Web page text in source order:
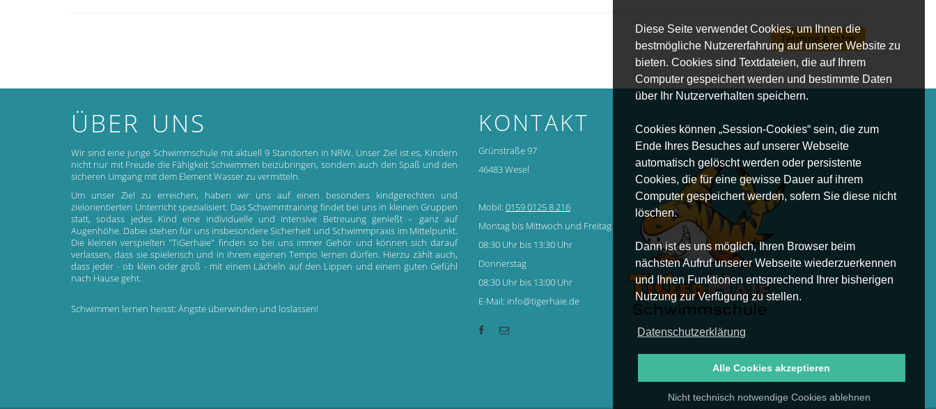
Diese Seite verwendet Cookies, um Ihnen die
bestmögliche Nutzererfahrung auf unserer Website zu
bieten. Cookies sind Textdateien, die auf Ihrem
Computer gespeichert werden und bestimmte Daten
über Ihr Nutzerverhalten speichern.
Cookies können „Session-Cookies“ sein, die zum
Ende Ihres Besuches auf unserer Webseite
automatisch gelöscht werden oder persistente
Cookies, die für eine gewisse Dauer auf ihrem
Computer gespeichert werden, sofern Sie diese nicht
löschen.
Dann ist es uns möglich, Ihren Browser beim
nächsten Aufruf unserer Webseite wiederzuerkennen
und Ihnen Funktionen entsprechend Ihrer bisherigen
Nutzung zur Verfügung zu stellen.
Datenschutzerklärung
Nicht technisch notwendige Cookies ablehnen
Alle Cookies akzeptieren
Termine & Infos
ÜBER UNS
Wir sind eine junge Schwimmschule mit aktuell 9 Standorten in NRW. Unser Ziel ist es, Kindern
nicht nur mit Freude die Fähigkeit Schwimmen beizubringen, sondern auch den Spaß und den
sicheren Umgang mit dem Element Wasser zu vermitteln.
Um unser Ziel zu erreichen, haben wir uns auf einen besonders kindgerechten und
zielorientierten Unterricht spezialisiert. Das Schwimmtraining findet bei uns in kleinen Gruppen
statt, sodass jedes Kind eine individuelle und intensive Betreuung genießt – ganz auf
Augenhöhe. Dabei stehen für uns insbesondere Sicherheit und Schwimmpraxis im Mittelpunkt.
Die kleinen verspielten "TiGerhaie" finden so bei uns immer Gehör und können sich darauf
verlassen, dass sie spielerisch und in ihrem eigenen Tempo lernen dürfen. Hierzu zählt auch,
dass jeder - ob klein oder groß - mit einem Lächeln auf den Lippen und einem guten Gefühl
nach Hause geht.
Schwimmen lernen heisst: Ängste überwinden und loslassen!
KONTAKT
Grünstraße 97
46483 Wesel
Mobil: 0159 0125 8 216
Montag bis Mittwoch und Freitag
08:30 Uhr bis 13:30 Uhr
Donnerstag
08:30 Uhr bis 13:00 Uhr
E-Mail: info@tigerhaie.de